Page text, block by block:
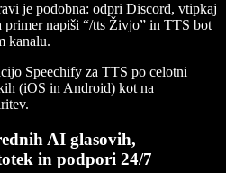
je podobna: odpri Discord, vtipkaj
primer napiši “/tts Živjo” in TTS bot
kanalu.
Speechify za TTS po celotni
(iOS in Android) kot na
AI glasovih,
in podpori 24/7